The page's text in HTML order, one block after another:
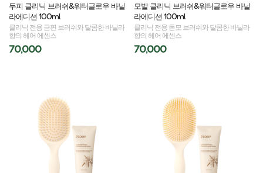
두피 클리닉 브러쉬&워터글로우 바닐
라에디션 100ml
클리닉 전용 금핀 브러쉬와 달콤한 바닐라
향의 헤어 에센스
70,000
모발 클리닉 브러쉬&워터글로우 바닐
라에디션 100ml
클리닉 전용 돈모 브러쉬와 달콤한 바닐라
향의 헤어 에센스
70,000